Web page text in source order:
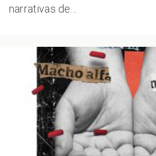
narrativas de...